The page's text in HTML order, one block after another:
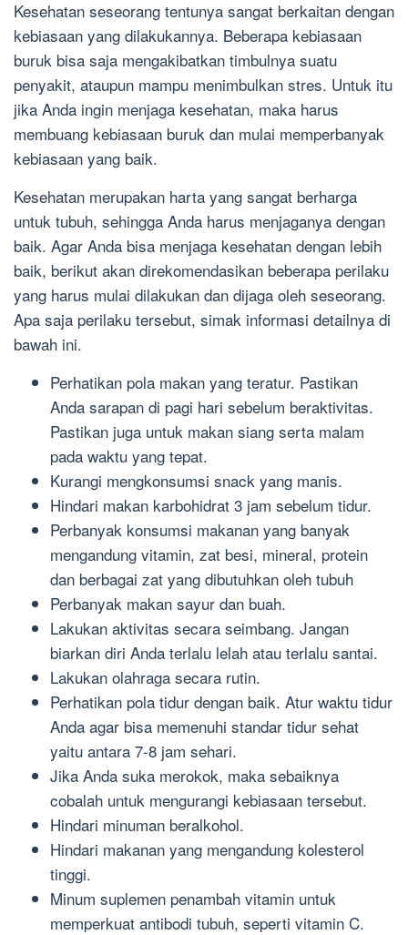
Kesehatan seseorang tentunya sangat berkaitan dengan
kebiasaan yang dilakukannya. Beberapa kebiasaan
buruk bisa saja mengakibatkan timbulnya suatu
penyakit, ataupun mampu menimbulkan stres. Untuk itu
jika Anda ingin menjaga kesehatan, maka harus
membuang kebiasaan buruk dan mulai memperbanyak
kebiasaan yang baik.
Kesehatan merupakan harta yang sangat berharga
untuk tubuh, sehingga Anda harus menjaganya dengan
baik. Agar Anda bisa menjaga kesehatan dengan lebih
baik, berikut akan direkomendasikan beberapa perilaku
yang harus mulai dilakukan dan dijaga oleh seseorang.
Apa saja perilaku tersebut, simak informasi detailnya di
bawah ini.
Perhatikan pola makan yang teratur. Pastikan
Anda sarapan di pagi hari sebelum beraktivitas.
Pastikan juga untuk makan siang serta malam
pada waktu yang tepat.
Kurangi mengkonsumsi snack yang manis.
Hindari makan karbohidrat 3 jam sebelum tidur.
Perbanyak konsumsi makanan yang banyak
mengandung vitamin, zat besi, mineral, protein
dan berbagai zat yang dibutuhkan oleh tubuh
Perbanyak makan sayur dan buah.
Lakukan aktivitas secara seimbang. Jangan
biarkan diri Anda terlalu lelah atau terlalu santai.
Lakukan olahraga secara rutin.
Perhatikan pola tidur dengan baik. Atur waktu tidur
Anda agar bisa memenuhi standar tidur sehat
yaitu antara 7-8 jam sehari.
Jika Anda suka merokok, maka sebaiknya
cobalah untuk mengurangi kebiasaan tersebut.
Hindari minuman beralkohol.
Hindari makanan yang mengandung kolesterol
tinggi.
Minum suplemen penambah vitamin untuk
memperkuat antibodi tubuh, seperti vitamin C.